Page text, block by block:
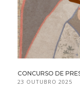
CONCURSO DE
23 OUTUBRO 2025